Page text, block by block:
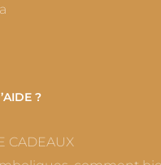
?
CADEAUX